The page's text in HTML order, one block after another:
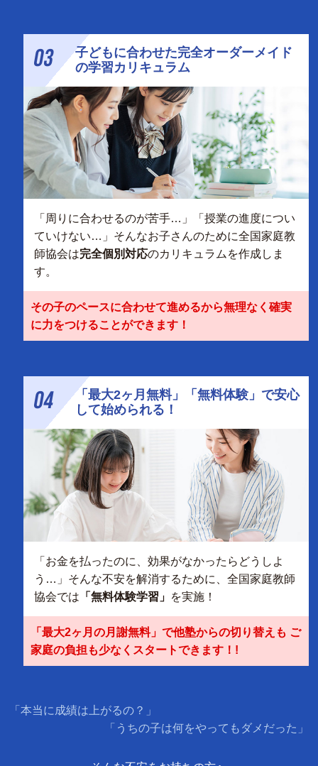
03
子どもに合わせた完全オーダーメイド
の学習カリキュラム
「周りに合わせるのが苦手…」「授業の進度につい
ていけない…」そんなお子さんのために全国家庭教
師協会は完全個別対応のカリキュラムを作成しま
す。
その子のペースに合わせて進めるから無理なく確実
に力をつけることができます！
04
「最大2ヶ月無料」「無料体験」で安心
して始められる！
「お金を払ったのに、効果がなかったらどうしよ
う…」そんな不安を解消するために、全国家庭教師
協会では 「無料体験学習」 を実施！
「最大2ヶ月の月謝無料」で他塾からの切り替えも ご
家庭の負担も少なくスタートできます！!
「本当に成績は上がるの？」
「うちの子は何をやってもダメだった」